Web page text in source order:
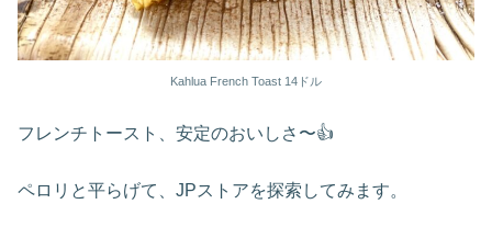
Kahlua French Toast 14ドル
フレンチトースト、安定のおいしさ〜👍
ペロリと平らげて、JPストアを探索してみます。